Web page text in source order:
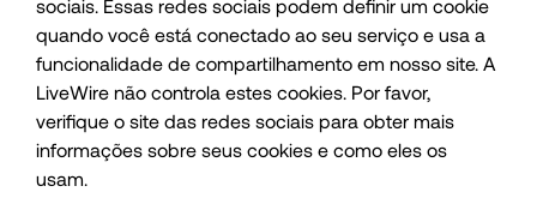
sociais. Essas redes sociais podem definir um cookie
quando você está conectado ao seu serviço e usa a
funcionalidade de compartilhamento em nosso site. A
LiveWire não controla estes cookies. Por favor,
verifique o site das redes sociais para obter mais
informações sobre seus cookies e como eles os
usam.